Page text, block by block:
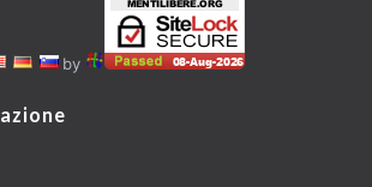
by